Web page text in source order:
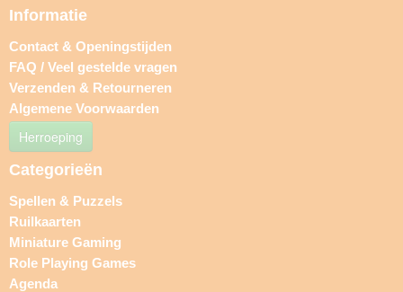
Informatie
Contact & Openingstijden
FAQ / Veel gestelde vragen
Verzenden & Retourneren
Algemene Voorwaarden
Herroeping
Categorieën
Spellen & Puzzels
Ruilkaarten
Miniature Gaming
Role Playing Games
Agenda